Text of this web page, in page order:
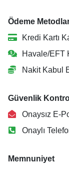
Ödeme
Kredi Kartı
Havale/EFT
Nakit Kabul
Güvenlik
Onaysız E-
Onaylı
Memnuniyet